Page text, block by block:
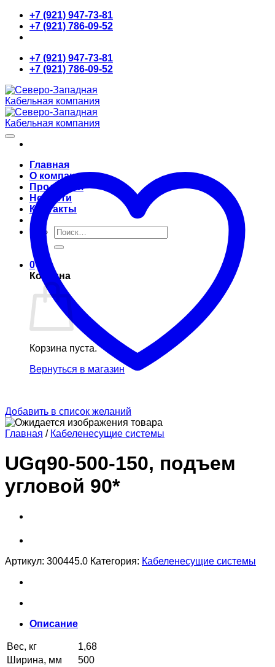
Skip
content
+7 (921) 947-73-81
+7 (921) 786-09-52
+7 (921) 947-73-81
+7 (921) 786-09-52
Главная
О компании
Продукция
Новости
Контакты
Искать:
0
Корзина
Корзина пуста.
Вернуться в магазин
Добавить в список желаний
Главная / Кабеленесущие системы
UGq90-500-150, подъем
угловой 90*
Артикул: 300445.0 Категория: Кабеленесущие системы
Описание
Вес, кг
1,68
Ширина, мм
500